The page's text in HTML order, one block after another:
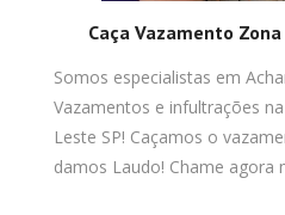
Caça Vazamento
Somos especialistas em
Vazamentos e infultrações
Leste SP! Caçamos o
damos Laudo! Chame agora